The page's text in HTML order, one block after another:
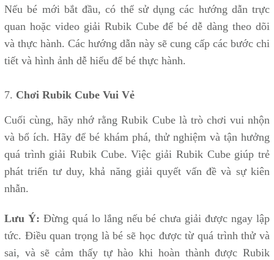
Nếu bé mới bắt đầu, có thể sử dụng các hướng dẫn trực
quan hoặc video giải Rubik Cube để bé dễ dàng theo dõi
và thực hành. Các hướng dẫn này sẽ cung cấp các bước chi
tiết và hình ảnh dễ hiểu để bé thực hành.
7. Chơi Rubik Cube Vui Vẻ
Cuối cùng, hãy nhớ rằng Rubik Cube là trò chơi vui nhộn
và bổ ích. Hãy để bé khám phá, thử nghiệm và tận hưởng
quá trình giải Rubik Cube. Việc giải Rubik Cube giúp trẻ
phát triển tư duy, khả năng giải quyết vấn đề và sự kiên
nhẫn.
Lưu Ý: Đừng quá lo lắng nếu bé chưa giải được ngay lập
tức. Điều quan trọng là bé sẽ học được từ quá trình thử và
sai, và sẽ cảm thấy tự hào khi hoàn thành được Rubik